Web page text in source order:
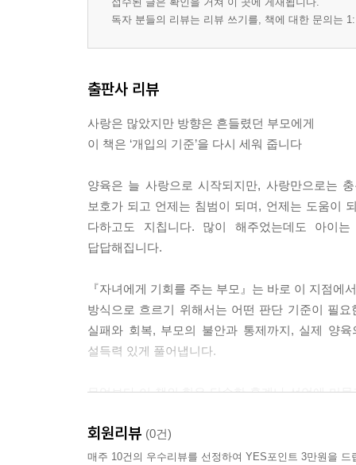
독자 분들의 리뷰는 리뷰 쓰기를, 책에 대한 문의는
출판사 리뷰
사랑은 많았지만 방향은 흔들렸던 부모에게
이 책은 ‘개입의 기준’을 다시 세워 줍니다
양육은 늘 사랑으로 시작되지만, 사랑만으로는
보호가 되고 언제는 침범이 되며, 언제는 도움이
다하고도 지칩니다. 많이 해주었는데도 아이
답답해집니다.
『자녀에게 기회를 주는 부모』는 바로 이 지점
방식으로 흐르기 위해서는 어떤 판단 기준이 필
실패와 회복, 부모의 불안과 통제까지, 실제 양
설득력 있게 풀어냅니다.
무엇보다 이 책의 힘은 단순한 훈계나 선언에 머
아이의 힘을 더 남겨 주는 사랑으로 옮겨 가자고 말
회원리뷰 (0건)
매주 10건의 우수리뷰를 선정하여 YES포인트 3만원을 드